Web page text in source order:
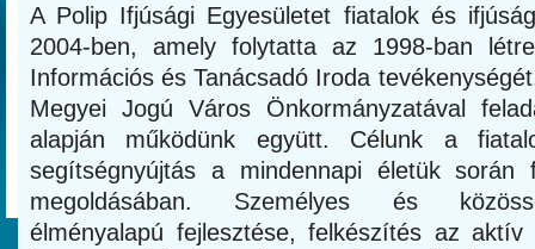
A Polip Ifjúsági Egyesületet fiatalok és
2004-ben, amely folytatta az 1998-ban
Információs és Tanácsadó Iroda
Megyei Jogú Város Önkormányzatával
alapján működünk együtt. Célunk a
segítségnyújtás a mindennapi életük során
megoldásában. Személyes és
élményalapú fejlesztése, felkészítés az aktív